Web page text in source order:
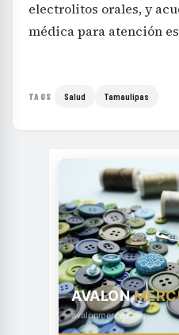
electrolitos orales, y
médica para atención
TAGS Salud Tamaulipas
AVALON
avalonmerceria.es